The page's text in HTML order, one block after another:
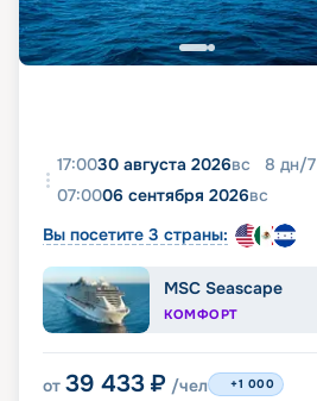
17:0030 августа 2026вс 8 дн/7
07:0006 сентября 2026вс
Вы посетите 3 страны:
MSC Seascape
КОМФОРТ
от 39 433 ₽ /чел +1 000